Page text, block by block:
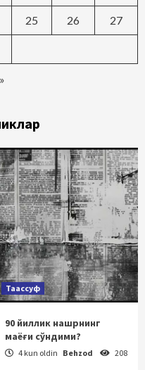
25 26 27
Таассуф
90 йиллик нашрнинг
маёғи сўндими?
4 kun oldin Behzod 208